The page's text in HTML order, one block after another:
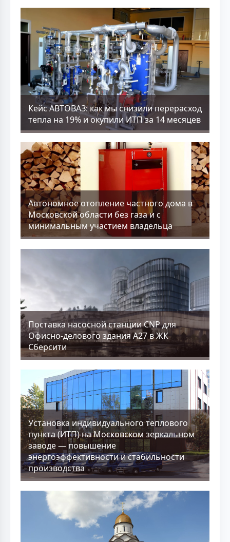
Кейс АВТОВАЗ: как мы снизили перерасход
тепла на 19% и окупили ИТП за 14 месяцев
Aвтономное отопление частного дома в
Московской области без газа и с
минимальным участием владельца
Поставка насосной станции CNP для
Офисно-делового здания А27 в ЖК
Сберсити
Установка индивидуального теплового
пункта (ИТП) на Московском зеркальном
заводе — повышение
энергоэффективности и стабильности
производства